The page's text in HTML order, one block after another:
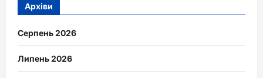
Архіви
Серпень 2026
Липень 2026